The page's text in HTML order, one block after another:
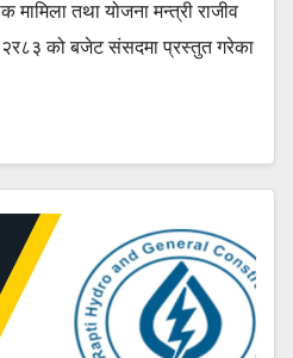
मामिला तथा योजना मन्त्री राजीव
को बजेट संसदमा प्रस्तुत गरेका